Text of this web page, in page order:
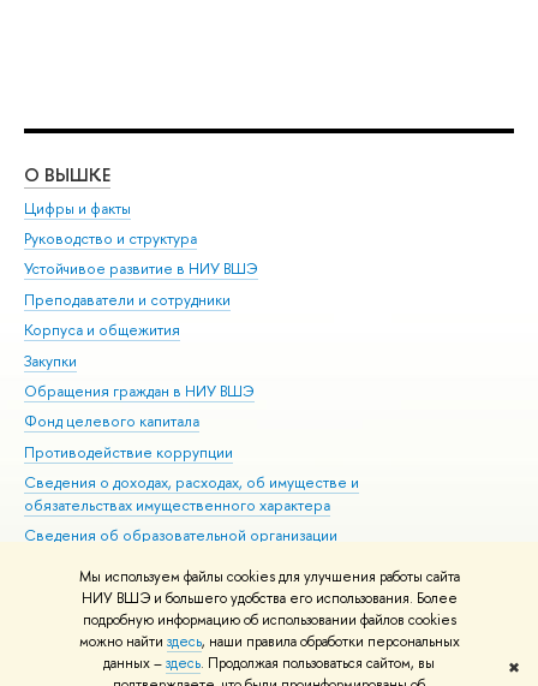
Мы используем файлы cookies для улучшения работы сайта
НИУ ВШЭ и большего удобства его использования. Более
подробную информацию об использовании файлов cookies
можно найти здесь, наши правила обработки персональных
данных –здесь. Продолжая пользоваться сайтом, вы
✖
О ВЫШКЕ
Цифры и факты
Руководство и структура
Устойчивое развитие в НИУ ВШЭ
Преподаватели и сотрудники
Корпуса и общежития
Закупки
Обращения граждан в НИУ ВШЭ
Фонд целевого капитала
Противодействие коррупции
Сведения о доходах, расходах, об имуществе и
обязательствах имущественного характера
Сведения об образовательной организации
Людям с ограниченными возможностями здоровья
Единая платежная страница
Работа в Вышке